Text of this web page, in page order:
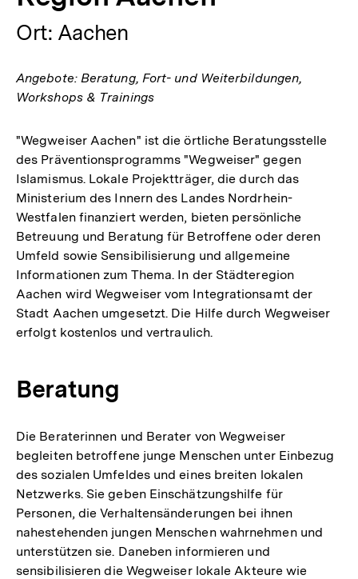
Ort: Aachen
Angebote: Beratung, Fort- und Weiterbildungen,
Workshops & Trainings
"Wegweiser Aachen" ist die örtliche Beratungsstelle
des Präventionsprogramms "Wegweiser" gegen
Islamismus. Lokale Projektträger, die durch das
Ministerium des Innern des Landes Nordrhein-
Westfalen finanziert werden, bieten persönliche
Betreuung und Beratung für Betroffene oder deren
Umfeld sowie Sensibilisierung und allgemeine
Informationen zum Thema. In der Städteregion
Aachen wird Wegweiser vom Integrationsamt der
Stadt Aachen umgesetzt. Die Hilfe durch Wegweiser
erfolgt kostenlos und vertraulich.
Beratung
Die Beraterinnen und Berater von Wegweiser
begleiten betroffene junge Menschen unter Einbezug
des sozialen Umfeldes und eines breiten lokalen
Netzwerks. Sie geben Einschätzungshilfe für
Personen, die Verhaltensänderungen bei ihnen
nahestehenden jungen Menschen wahrnehmen und
unterstützen sie. Daneben informieren und
sensibilisieren die Wegweiser lokale Akteure wie